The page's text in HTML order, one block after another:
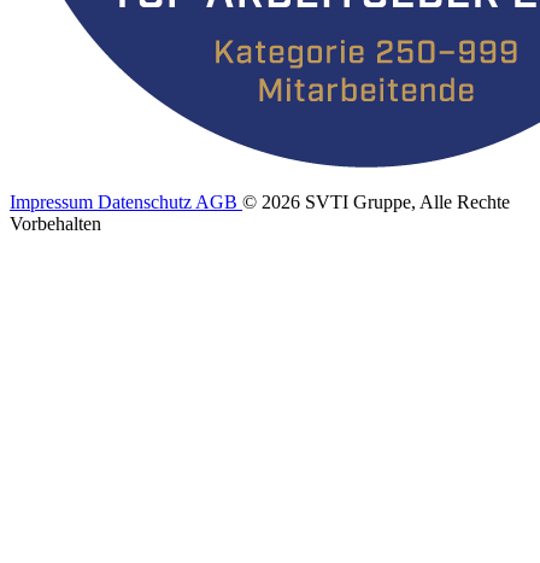
Impressum Datenschutz AGB © 2026 SVTI Gruppe, Alle Rechte
Vorbehalten